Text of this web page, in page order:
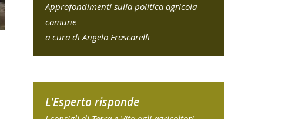
Approfondimenti sulla politica agricola
comune
a cura di Angelo Frascarelli
L'Esperto risponde